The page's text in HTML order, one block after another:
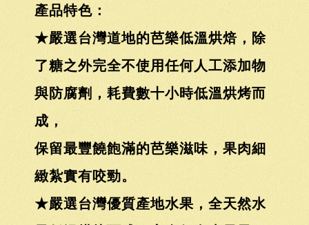
產品特色：
★嚴選台灣道地的芭樂低溫烘焙，除
了糖之外完全不使用任何人工添加物
與防腐劑，耗費數十小時低溫烘烤而
成，
保留最豐饒飽滿的芭樂滋味，果肉細
緻紮實有咬勁。
★嚴選台灣優質產地水果，全天然水